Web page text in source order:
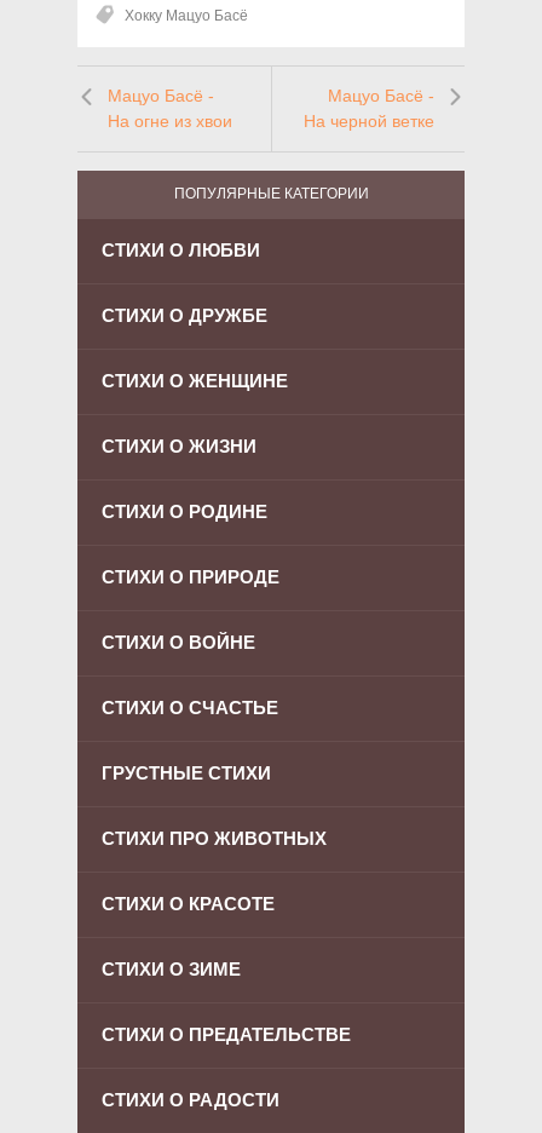
Хокку Мацуо Басё
Мацуо Басё -
На огне из хвои
Мацуо Басё -
На черной ветке
ПОПУЛЯРНЫЕ КАТЕГОРИИ
СТИХИ О ЛЮБВИ
СТИХИ О ДРУЖБЕ
СТИХИ О ЖЕНЩИНЕ
СТИХИ О ЖИЗНИ
СТИХИ О РОДИНЕ
СТИХИ О ПРИРОДЕ
СТИХИ О ВОЙНЕ
СТИХИ О СЧАСТЬЕ
ГРУСТНЫЕ СТИХИ
СТИХИ ПРО ЖИВОТНЫХ
СТИХИ О КРАСОТЕ
СТИХИ О ЗИМЕ
СТИХИ О ПРЕДАТЕЛЬСТВЕ
СТИХИ О РАДОСТИ